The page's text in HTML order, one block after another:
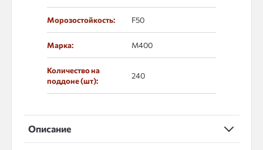
Морозостойкость: F50
Марка: М400
Количество на
поддоне (шт):
240
Описание